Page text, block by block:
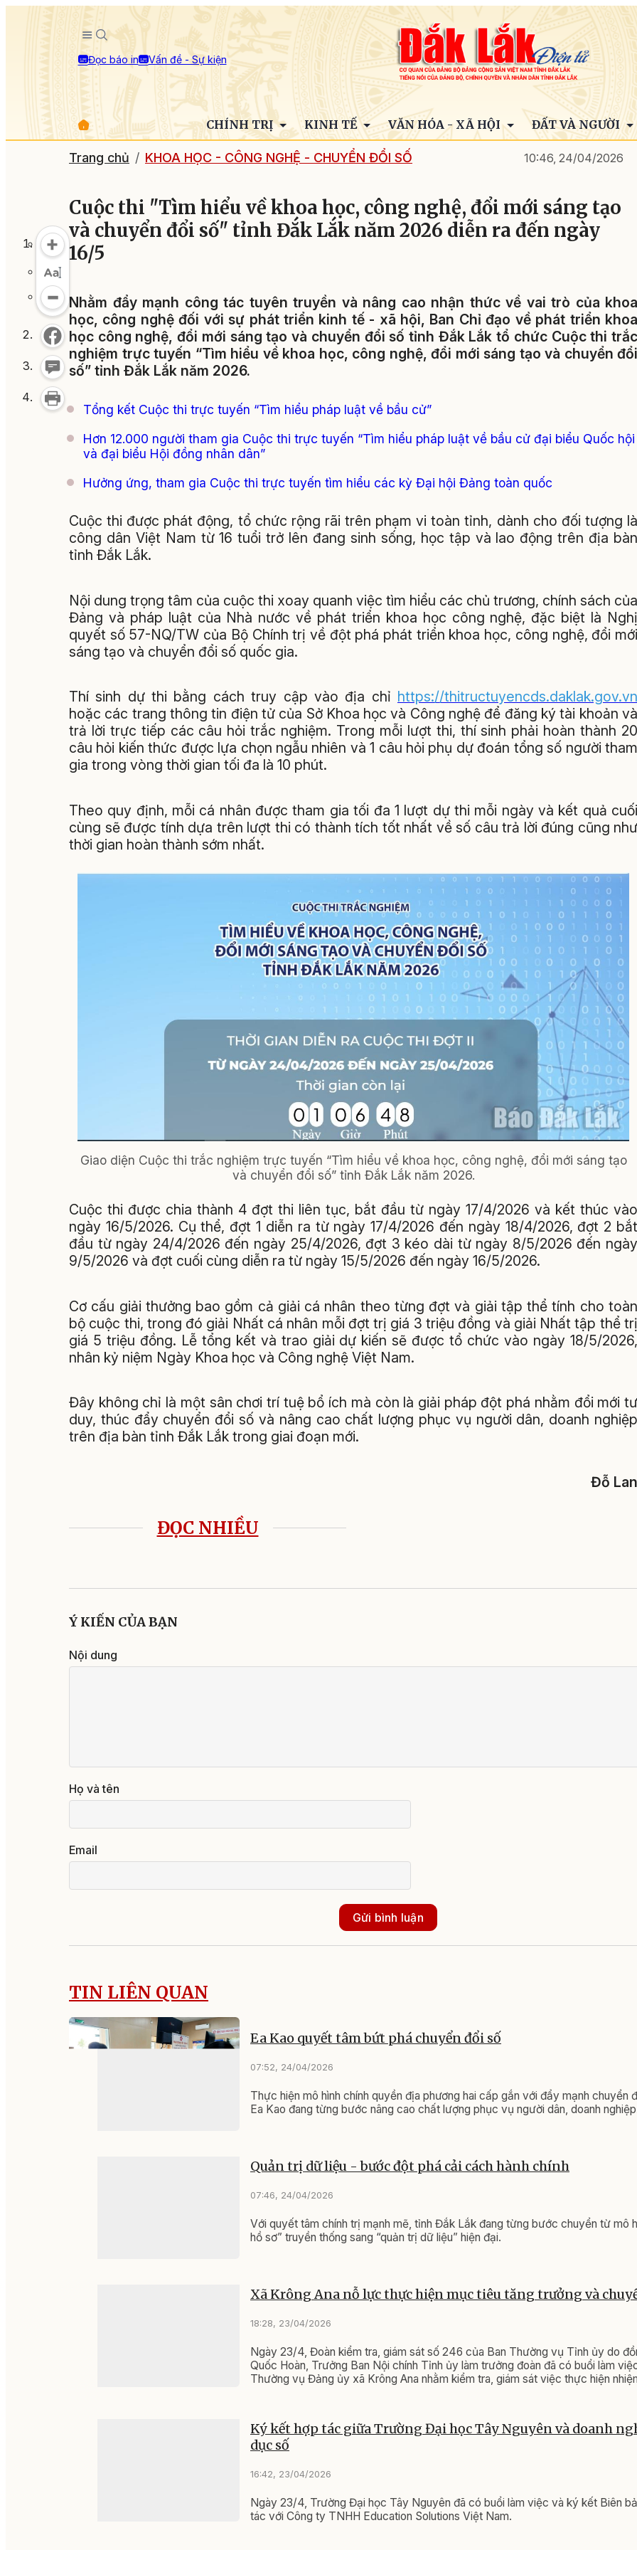
Đọc báo in Vấn đề - Sự kiện
CHÍNH TRỊ KINH TẾ VĂN HÓA - XÃ HỘI ĐẤT VÀ NGƯỜI
Trang chủ KHOA HỌC - CÔNG NGHỆ - CHUYỂN ĐỔI SỐ 10:46, 24/04/2026
Cuộc thi "Tìm hiểu về khoa học, công nghệ, đổi mới sáng tạo
và chuyển đổi số" tỉnh Đắk Lắk năm 2026 diễn ra đến ngày
16/5
Nhằm đẩy mạnh công tác tuyên truyền và nâng cao nhận thức về vai trò của khoa
học, công nghệ đối với sự phát triển kinh tế - xã hội, Ban Chỉ đạo về phát triển khoa
học công nghệ, đổi mới sáng tạo và chuyển đổi số tỉnh Đắk Lắk tổ chức Cuộc thi trắc
nghiệm trực tuyến “Tìm hiểu về khoa học, công nghệ, đổi mới sáng tạo và chuyển đổi
số” tỉnh Đắk Lắk năm 2026.
Tổng kết Cuộc thi trực tuyến “Tìm hiểu pháp luật về bầu cử”
Hơn 12.000 người tham gia Cuộc thi trực tuyến “Tìm hiểu pháp luật về bầu cử đại biểu Quốc hội
và đại biểu Hội đồng nhân dân”
Hưởng ứng, tham gia Cuộc thi trực tuyến tìm hiểu các kỳ Đại hội Đảng toàn quốc
Cuộc thi được phát động, tổ chức rộng rãi trên phạm vi toàn tỉnh, dành cho đối tượng là
công dân Việt Nam từ 16 tuổi trở lên đang sinh sống, học tập và lao động trên địa bàn
tỉnh Đắk Lắk.
Nội dung trọng tâm của cuộc thi xoay quanh việc tìm hiểu các chủ trương, chính sách của
Đảng và pháp luật của Nhà nước về phát triển khoa học công nghệ, đặc biệt là Nghị
quyết số 57-NQ/TW của Bộ Chính trị về đột phá phát triển khoa học, công nghệ, đổi mới
sáng tạo và chuyển đổi số quốc gia.
Thí sinh dự thi bằng cách truy cập vào địa chỉ https://thitructuyencds.daklak.gov.vn
hoặc các trang thông tin điện tử của Sở Khoa học và Công nghệ để đăng ký tài khoản và
trả lời trực tiếp các câu hỏi trắc nghiệm. Trong mỗi lượt thi, thí sinh phải hoàn thành 20
câu hỏi kiến thức được lựa chọn ngẫu nhiên và 1 câu hỏi phụ dự đoán tổng số người tham
gia trong vòng thời gian tối đa là 10 phút.
Theo quy định, mỗi cá nhân được tham gia tối đa 1 lượt dự thi mỗi ngày và kết quả cuối
cùng sẽ được tính dựa trên lượt thi có thành tích tốt nhất về số câu trả lời đúng cũng như
thời gian hoàn thành sớm nhất.
Giao diện Cuộc thi trắc nghiệm trực tuyến “Tìm hiểu về khoa học, công nghệ, đổi mới sáng tạo
và chuyển đổi số” tỉnh Đắk Lắk năm 2026.
Cuộc thi được chia thành 4 đợt thi liên tục, bắt đầu từ ngày 17/4/2026 và kết thúc vào
ngày 16/5/2026. Cụ thể, đợt 1 diễn ra từ ngày 17/4/2026 đến ngày 18/4/2026, đợt 2 bắt
đầu từ ngày 24/4/2026 đến ngày 25/4/2026, đợt 3 kéo dài từ ngày 8/5/2026 đến ngày
9/5/2026 và đợt cuối cùng diễn ra từ ngày 15/5/2026 đến ngày 16/5/2026.
Cơ cấu giải thưởng bao gồm cả giải cá nhân theo từng đợt và giải tập thể tính cho toàn
bộ cuộc thi, trong đó giải Nhất cá nhân mỗi đợt trị giá 3 triệu đồng và giải Nhất tập thể trị
giá 5 triệu đồng. Lễ tổng kết và trao giải dự kiến sẽ được tổ chức vào ngày 18/5/2026,
nhân kỷ niệm Ngày Khoa học và Công nghệ Việt Nam.
Đây không chỉ là một sân chơi trí tuệ bổ ích mà còn là giải pháp đột phá nhằm đổi mới tư
duy, thúc đẩy chuyển đổi số và nâng cao chất lượng phục vụ người dân, doanh nghiệp
trên địa bàn tỉnh Đắk Lắk trong giai đoạn mới.
Đỗ Lan
ĐỌC NHIỀU
Ý KIẾN CỦA BẠN
Nội dung
Họ và tên
Email
Gửi bình luận
TIN LIÊN QUAN
Ea Kao quyết tâm bứt phá chuyển đổi số
07:52, 24/04/2026
Thực hiện mô hình chính quyền địa phương hai cấp gắn với đẩy mạnh chuyển
Ea Kao đang từng bước nâng cao chất lượng phục vụ người dân, doanh
Quản trị dữ liệu - bước đột phá cải cách hành chính
07:46, 24/04/2026
Với quyết tâm chính trị mạnh mẽ, tỉnh Đắk Lắk đang từng bước chuyển từ mô
hồ sơ” truyền thống sang “quản trị dữ liệu” hiện đại.
Xã Krông Ana nỗ lực thực hiện mục tiêu tăng trưởng và
18:28, 23/04/2026
Ngày 23/4, Đoàn kiểm tra, giám sát số 246 của Ban Thường vụ Tỉnh ủy do
Quốc Hoàn, Trưởng Ban Nội chính Tỉnh ủy làm trưởng đoàn đã có buổi làm
Thường vụ Đảng ủy xã Krông Ana nhằm kiểm tra, giám sát việc thực hiện
Ký kết hợp tác giữa Trường Đại học Tây Nguyên và doanh
dục số
16:42, 23/04/2026
Ngày 23/4, Trường Đại học Tây Nguyên đã có buổi làm việc và ký kết Biên
tác với Công ty TNHH Education Solutions Việt Nam.